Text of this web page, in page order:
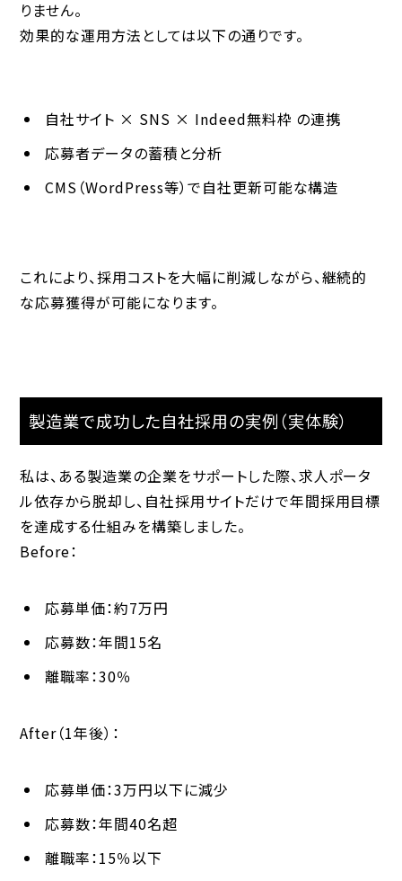
りません。
効果的な運用方法としては以下の通りです。
自社サイト × SNS × Indeed無料枠 の連携
応募者データの蓄積と分析
CMS（WordPress等）で自社更新可能な構造
これにより、採用コストを大幅に削減しながら、継続的
な応募獲得が可能になります。
製造業で成功した自社採用の実例（実体験）
私は、ある製造業の企業をサポートした際、求人ポータ
ル依存から脱却し、自社採用サイトだけで年間採用目標
を達成する仕組みを構築しました。
Before：
応募単価：約7万円
応募数：年間15名
離職率：30％
After（1年後）：
応募単価：3万円以下に減少
応募数：年間40名超
離職率：15％以下